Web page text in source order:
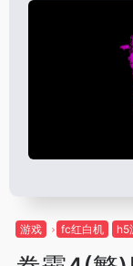
游戏 fc红白机 h5